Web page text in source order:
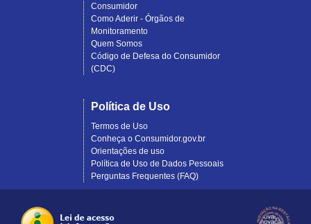
Consumidor
Como Aderir - Órgãos de
Monitoramento
Quem Somos
Código de Defesa do Consumidor
(CDC)
Política de Uso
Termos de Uso
Conheça o Consumidor.gov.br
Orientações de uso
Política de Uso de Dados Pessoais
Perguntas Frequentes (FAQ)